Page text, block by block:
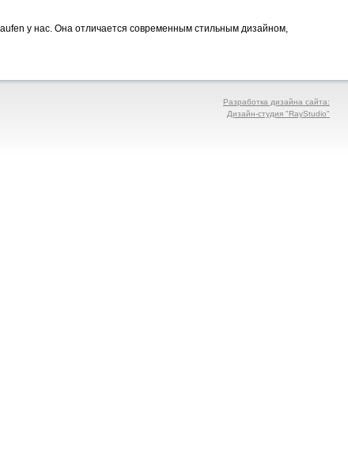
у нас. Она отличается современным стильным дизайном,
Разработка дизайна сайта:
Дизайн-студия "RayStudio"